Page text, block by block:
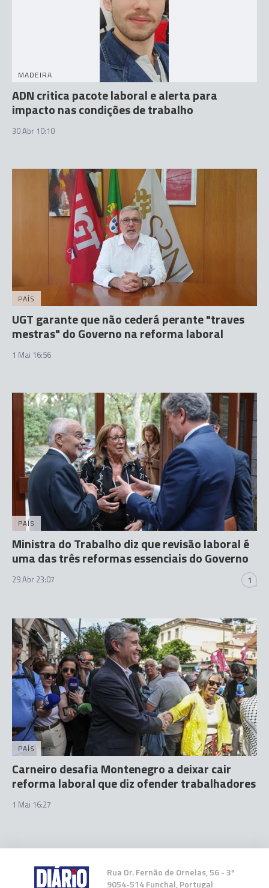
MADEIRA
ADN critica pacote laboral e alerta para
impacto nas condições de trabalho
30 Abr 10:10
PAÍS
UGT garante que não cederá perante "traves
mestras" do Governo na reforma laboral
1 Mai 16:56
PAÍS
Ministra do Trabalho diz que revisão laboral é
uma das três reformas essenciais do Governo
29 Abr 23:07 1
PAÍS
Carneiro desafia Montenegro a deixar cair
reforma laboral que diz ofender trabalhadores
1 Mai 16:27
Rua Dr. Fernão de Ornelas, 56 - 3º
9054-514 Funchal, Portugal